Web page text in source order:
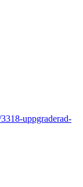
uppgraderad-